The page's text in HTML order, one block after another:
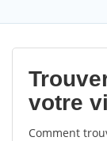
votre
Comment